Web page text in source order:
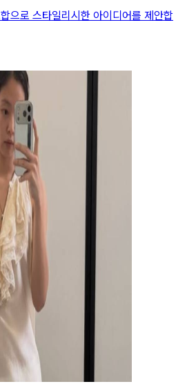
으로 스타일리시한 아이디어를 제안합